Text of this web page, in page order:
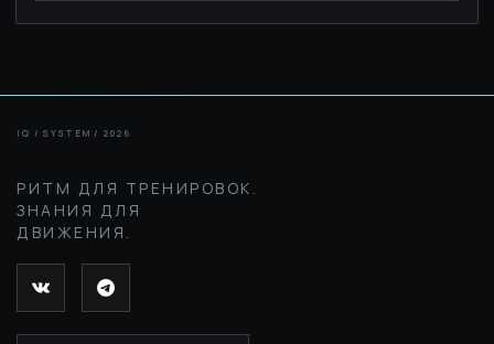
РИТМ ДЛЯ ТРЕНИРОВОК.
ЗНАНИЯ ДЛЯ
ДВИЖЕНИЯ.